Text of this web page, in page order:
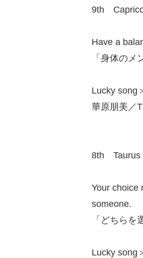
9th
Have a
「身体のメ
Lucky song
華原朋美／
8th
Your choice
someone.
「どちら
Lucky song